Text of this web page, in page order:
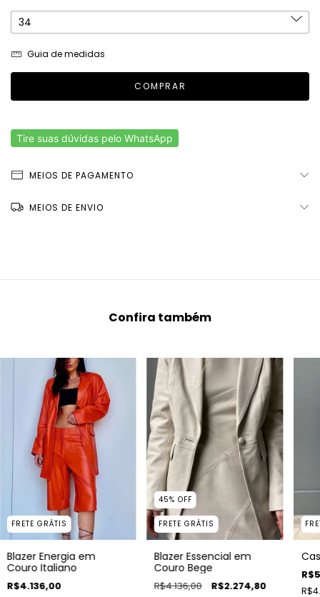
Guia de medidas
Tire suas dúvidas pelo WhatsApp
MEIOS DE PAGAMENTO
MEIOS DE ENVIO
Confira também
FRETE GRÁTIS
Blazer Energia em
Couro Italiano
R$4.136,00
45% OFF
FRETE GRÁTIS
Blazer Essencial em
Couro Bege
R$4.136,00 R$2.274,80